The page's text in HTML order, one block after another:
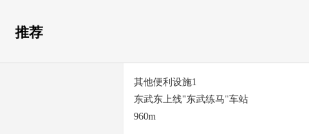
推荐
其他便利设施1
东武东上线"东武练马"车站
960m